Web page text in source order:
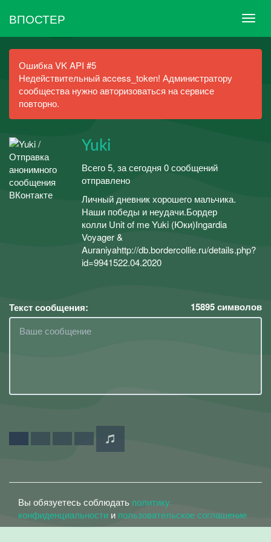
ВПОСТЕР
Ошибка VK API #5
Недействительный access_token! Администратору
сообщества нужно авторизоваться на сервисе
повторно.
Yuki
Всего 5, за сегодня 0 сообщений
отправлено
Личный дневник хорошего мальчика.
Наши победы и неудачи.Бордер
колли Unit of me Yuki (Юки)Ingardia
Voyager &
Auraniyahttp://db.bordercollie.ru/details.php?
id=9941522.04.2020
Текст сообщения: 15895символов
Вы обязуетесь соблюдать политику
конфиденциальности и пользовательское соглашение